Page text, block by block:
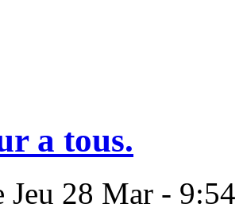
a tous.
Jeu 28 Mar - 9:54